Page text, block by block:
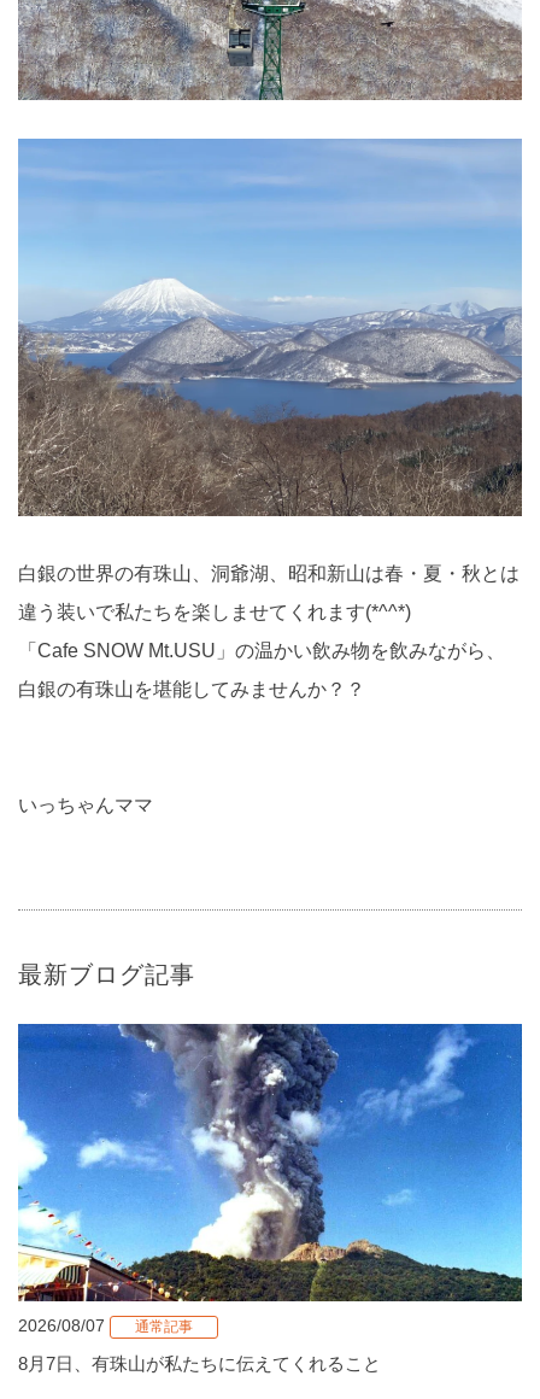
白銀の世界の有珠山、洞爺湖、昭和新山は春・夏・秋とは
違う装いで私たちを楽しませてくれます(*^^*)
「Cafe SNOW Mt.USU」の温かい飲み物を飲みながら、
白銀の有珠山を堪能してみませんか？？
いっちゃんママ
最新ブログ記事
2026/08/07 通常記事
8月7日、有珠山が私たちに伝えてくれること